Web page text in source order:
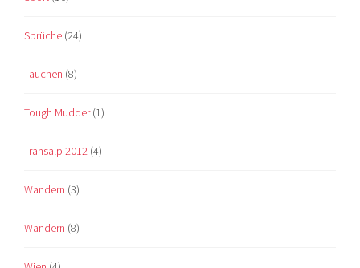
Sprüche (24)
Tauchen (8)
Tough Mudder(1)
Transalp 2012 (4)
Wandern (3)
Wandern (8)